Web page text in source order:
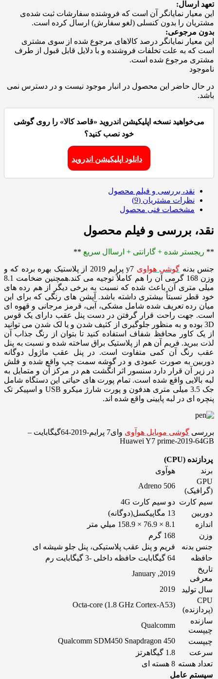
تعهد ارسال:
این معیار نمایانگر آن است که فروشنده سفارشات ثبت شده‌ی
مشتریان را بدون کنسلی (لغو سفارش) ارسال کرده است.
بدون مرجوعی:
این معیار نمایانگر درصد کالاهای مرجوع شده از سوی مشتری
است که به علت تخلفات فروشنده و با دلایل قابل قبول از طرف
مشتری مرجوع شده است.
ناموجود
در حال حاضر این محصول در انبار موجود نیست و در دسترس نمی
باشد.
می‌خواهید نسخه اپلیکیشن اندروید «قاصد کالا» را روی گوشی
خود نصب کنید؟
دانلود اپلیکیشن اندروید
نقد، بررسی و فیلم محصول
نظرات مشتریان (9)
مشخصات فنی محصول
نقد، بررسی و فیلم محصول
** ریجستر شده + گارانتی + ارساال سریع **
جنس بدنه گوشی هواوی
y7 پرایم 2019 از پلاستیک بهره برده که و
وزن 168 گرمی آن را هم کاملاً توجیه می کند.همچنین ضخامت 8.1
میلی متری آن باعث شده که نسبت به برخی دیگر از هم رده های
خود قطر نسبتاً بیشتری داشته باشد. آپشن های رنگی که برای این
میان رده تعریف شده شامل مشکی، آبی، قرمز مرجانی و قهوه ای
است. جهت راحت قرار گرفتن در دست پنل عقب دارای یک قوس
3D بوده و به منظور جلوگیری از کثیف شدن و یا لک شدن می توانید
از یک کاور محافظ شفاف استفاده کنید تا بتوان از رنگ جذاب آن
لذت ببرید. فریم آن هم از پلاستیک براق ساخته شده و نسبت به پنل
عقب رنگ آن کمی متفاوت است. در پنل عقب ماژول دوگانه
دوربین به صورت عمودی و در گوشه سمت چپ واقع شده و فلش
در زیر آن قرار دارد سنسور اثر انگشت هم در مرکز آن و متمایل به
لبه بالایی واقع شده است. تمام پورت های حیاتی این دستگاه شامل
جک 3.5 میلی متری هدفون و پورت شارژ میکرو USB و اسپیکر تک
پنچره ای در لبه پایینی واقع شده اند.
بررسی گوشی موبایل هوآوی
وای7 پرایم-2019-64گیگابایت –
Huawei Y7 prime-2019-64GB
برند
هوآوی
GPU
(گرافیک)
Adreno 506
سیم کارت دو سیم کارت 4G
دوربین
13 مگاپیکسل(دوگانه)
اندازه
8.1 × 76.9 × 158.9 ميلي‌ متر
وزن
168 گرم
جنس بدنه
فریم و پنل عقب پلاستیکی، پنل جلو شیشه ای
حافظه
64 گیگابایت حافظه داخلی -3 گیگابایت رم
تاریخ
معرفی
2019, January
سال تولید
2019
پردازنده (CPU)
CPU
(پردازنده)
(Octa-core (1.8 GHz Cortex-A53
سازنده
چیپست
Qualcomm
چیپست
Qualcomm SDM450 Snapdragon 450
سرعت
1.8 گیگاهرتز
تعداد هسته 8 هسته ای
سیستم عامل